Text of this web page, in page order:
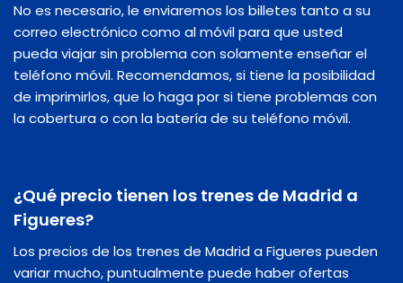
No es necesario, le enviaremos los billetes tanto a su
correo electrónico como al móvil para que usted
pueda viajar sin problema con solamente enseñar el
teléfono móvil. Recomendamos, si tiene la posibilidad
de imprimirlos, que lo haga por si tiene problemas con
la cobertura o con la batería de su teléfono móvil.
¿Qué precio tienen los trenes de Madrid a
Figueres?
Los precios de los trenes de Madrid a Figueres pueden
variar mucho, puntualmente puede haber ofertas